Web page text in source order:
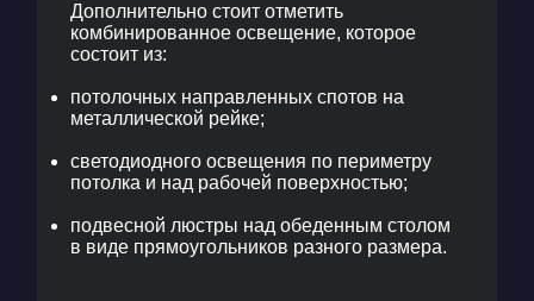
Дополнительно стоит отметить
комбинированное освещение, которое
состоит из:
потолочных направленных спотов на
металлической рейке;
светодиодного освещения по периметру
потолка и над рабочей поверхностью;
подвесной люстры над обеденным столом
в виде прямоугольников разного размера.